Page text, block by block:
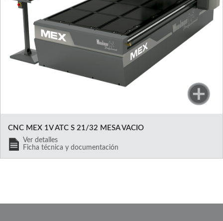
CNC MEX 1V ATC S 21/32 MESA VACIO
Ver detalles
Ficha técnica y documentación